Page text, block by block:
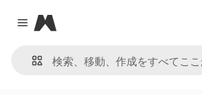
Close menu
Magnific